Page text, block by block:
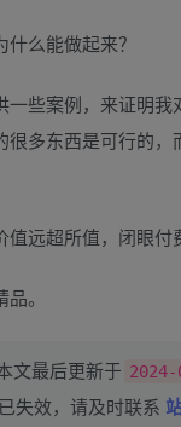
么能做起来？
一些案例，来证明我
很多东西是可行的，
远超所值，闭眼付
。
文最后更新于
失效，请及时联系